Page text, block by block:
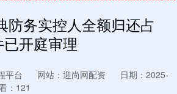
防务实控人全额归还占
开庭审理
平台 网站：迎尚网配资
日期：2025-
：121